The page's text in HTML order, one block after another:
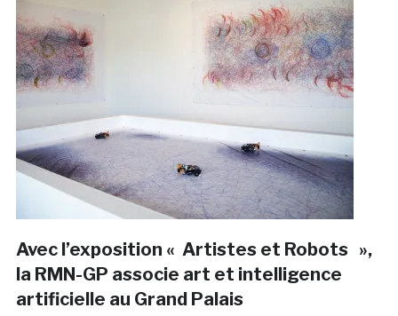
Avec l’exposition « Artistes et Robots »,
la RMN-GP associe art et intelligence
artificielle au Grand Palais